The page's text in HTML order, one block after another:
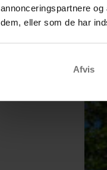
annonceringspartnere
dem, eller som de har
Afvis